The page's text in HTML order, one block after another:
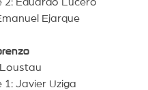
Ejarque
Javier Uziga